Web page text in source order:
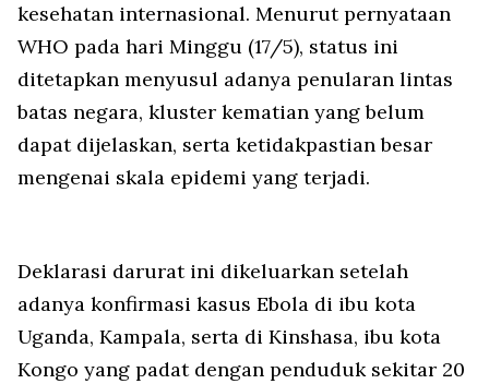
kesehatan internasional. Menurut pernyataan
WHO pada hari Minggu (17/5), status ini
ditetapkan menyusul adanya penularan lintas
batas negara, kluster kematian yang belum
dapat dijelaskan, serta ketidakpastian besar
mengenai skala epidemi yang terjadi.
Deklarasi darurat ini dikeluarkan setelah
adanya konfirmasi kasus Ebola di ibu kota
Uganda, Kampala, serta di Kinshasa, ibu kota
Kongo yang padat dengan penduduk sekitar 20